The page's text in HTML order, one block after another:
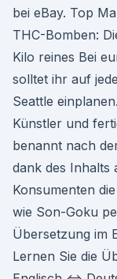
bei eBay. Top
THC-Bomben:
Kilo reines Bei
solltet ihr auf
Seattle
Künstler und
benannt nach
dank des Inhalts
Konsumenten
wie Son-Goku
Übersetzung im
Lernen Sie die